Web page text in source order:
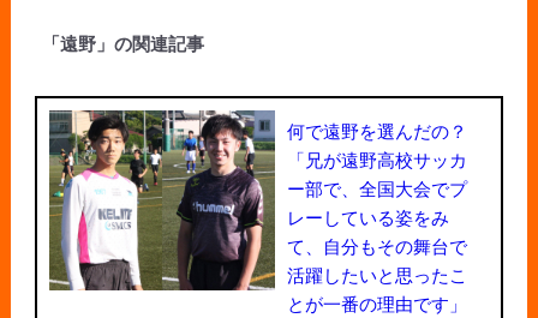
「遠野」の関連記事
何で遠野を選んだの？
「兄が遠野高校サッカ
ー部で、全国大会でプ
レーしている姿をみ
て、自分もその舞台で
活躍したいと思ったこ
とが一番の理由です」